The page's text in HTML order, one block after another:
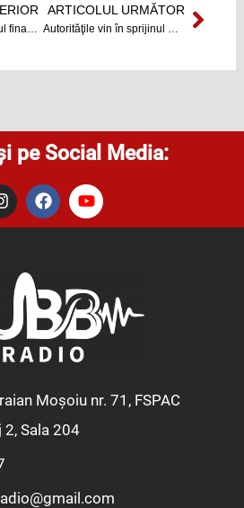
Grecia refuză ajutorul financiar oferit de UE
ARTICOLUL URMĂTOR
Autorităţile vin în sprijinul persoanelor sinistrate din judeţul Dâmboviţa Next
pe Social Media:
F
a
c
o
k
Y
o
u
e
Moșoiu nr. 71, FSPAC
2, Sala 204